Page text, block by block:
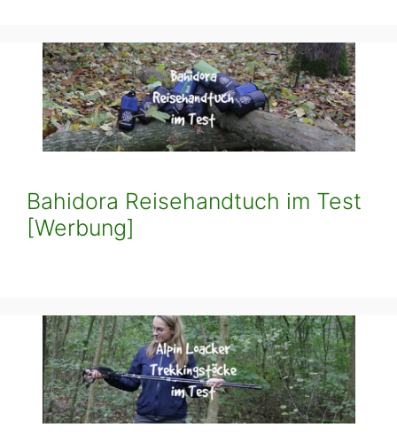
Bahidora Reisehandtuch im Test
[Werbung]